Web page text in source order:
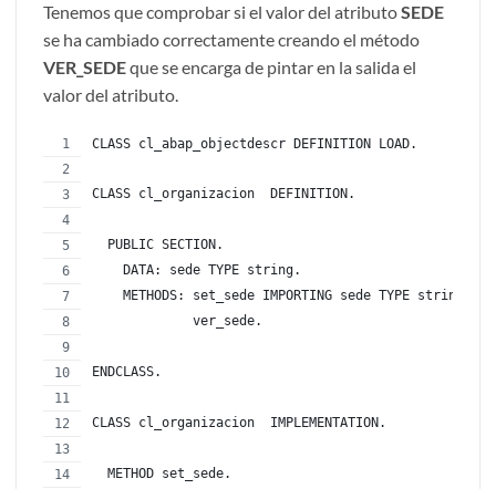
Tenemos que comprobar si el valor del atributoSEDE
se ha cambiado correctamente creando el método
VER_SEDEque se encarga de pintar en la salida el
valor del atributo.
CLASS cl_abap_objectdescr DEFINITION LOAD.
CLASS cl_organizacion  DEFINITION.
  PUBLIC SECTION.
    DATA: sede TYPE string.
    METHODS: set_sede IMPORTING sede TYPE string,
             ver_sede.
ENDCLASS.
CLASS cl_organizacion  IMPLEMENTATION.
  METHOD set_sede.